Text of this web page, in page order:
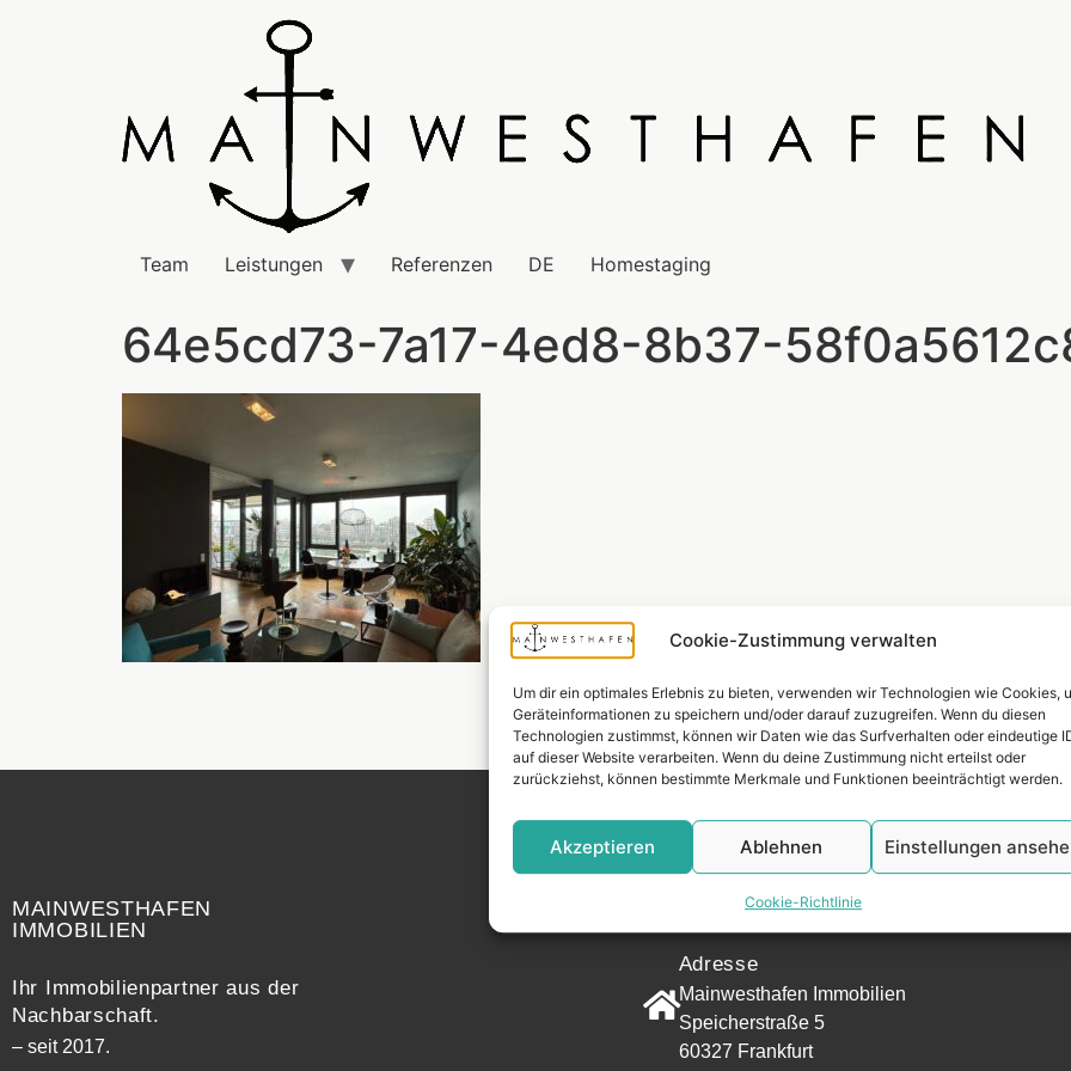
Cookie-Zustimmung verwalten
Um dir ein optimales Erlebnis zu bieten, verwenden wir Technologien wie Cookies,
Geräteinformationen zu speichern und/oder darauf zuzugreifen. Wenn du diesen
Technologien zustimmst, können wir Daten wie das Surfverhalten oder eindeutige
auf dieser Website verarbeiten. Wenn du deine Zustimmung nicht erteilst oder
zurückziehst, können bestimmte Merkmale und Funktionen beeinträchtigt werden.
Akzeptieren Ablehnen Einstellungen
Cookie-Richtlinie
Team Leistungen Referenzen DE Homestaging
64e5cd73-7a17-4ed8-8b37-
MAINWESTHAFEN
IMMOBILIEN
Ihr Immobilienpartner aus der
Nachbarschaft.
– seit 2017.
KONTAKT
Adresse
Mainwesthafen Immobilien
Speicherstraße 5
60327 Frankfurt